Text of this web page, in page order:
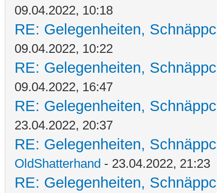
09.04.2022, 10:18
RE: Gelegenheiten,
09.04.2022, 10:22
RE: Gelegenheiten,
09.04.2022, 16:47
RE: Gelegenheiten,
23.04.2022, 20:37
RE: Gelegenheiten,
OldShatterhand - 23.04.2022, 21:23
RE: Gelegenheiten,